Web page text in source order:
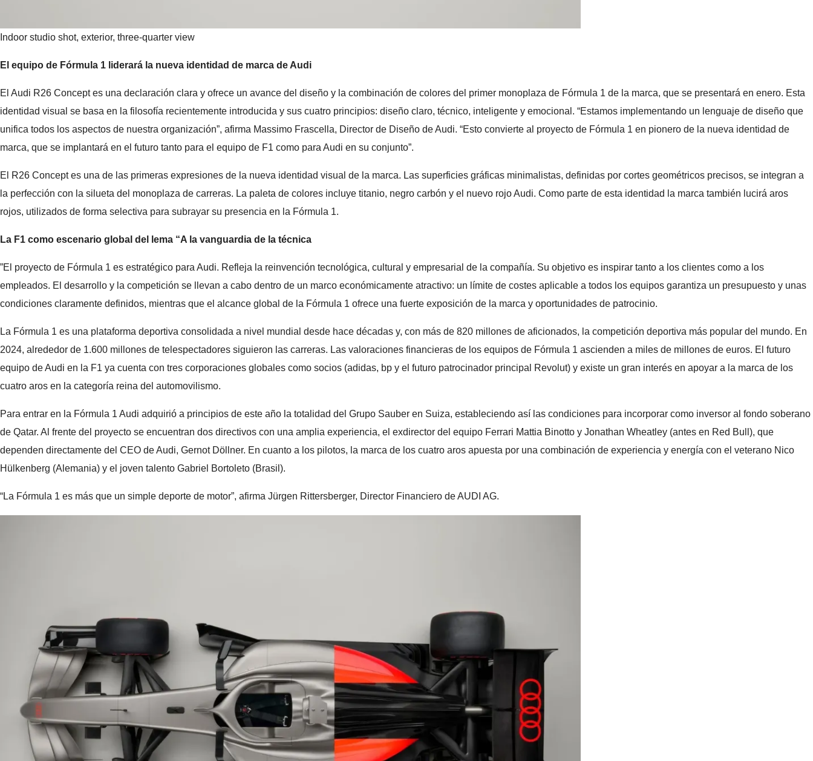
Indoor studio shot, exterior, three-quarter view
El equipo de Fórmula 1 liderará la nueva identidad de marca de Audi
El Audi R26 Concept es una declaración clara y ofrece un avance del diseño y la combinación de colores del primer monoplaza de Fórmula 1 de la marca, que se presentará en enero. Esta
identidad visual se basa en la filosofía recientemente introducida y sus cuatro principios: diseño claro, técnico, inteligente y emocional. “Estamos implementando un lenguaje de diseño que
unifica todos los aspectos de nuestra organización”, afirma Massimo Frascella, Director de Diseño de Audi. “Esto convierte al proyecto de Fórmula 1 en pionero de la nueva identidad de
marca, que se implantará en el futuro tanto para el equipo de F1 como para Audi en su conjunto”.
El R26 Concept es una de las primeras expresiones de la nueva identidad visual de la marca. Las superficies gráficas minimalistas, definidas por cortes geométricos precisos, se integran a
la perfección con la silueta del monoplaza de carreras. La paleta de colores incluye titanio, negro carbón y el nuevo rojo Audi. Como parte de esta identidad la marca también lucirá aros
rojos, utilizados de forma selectiva para subrayar su presencia en la Fórmula 1.
La F1 como escenario global del lema “A la vanguardia de la técnica
”El proyecto de Fórmula 1 es estratégico para Audi. Refleja la reinvención tecnológica, cultural y empresarial de la compañía. Su objetivo es inspirar tanto a los clientes como a los
empleados. El desarrollo y la competición se llevan a cabo dentro de un marco económicamente atractivo: un límite de costes aplicable a todos los equipos garantiza un presupuesto y unas
condiciones claramente definidos, mientras que el alcance global de la Fórmula 1 ofrece una fuerte exposición de la marca y oportunidades de patrocinio.
La Fórmula 1 es una plataforma deportiva consolidada a nivel mundial desde hace décadas y, con más de 820 millones de aficionados, la competición deportiva más popular del mundo. En
2024, alrededor de 1.600 millones de telespectadores siguieron las carreras. Las valoraciones financieras de los equipos de Fórmula 1 ascienden a miles de millones de euros. El futuro
equipo de Audi en la F1 ya cuenta con tres corporaciones globales como socios (adidas, bp y el futuro patrocinador principal Revolut) y existe un gran interés en apoyar a la marca de los
cuatro aros en la categoría reina del automovilismo.
Para entrar en la Fórmula 1 Audi adquirió a principios de este año la totalidad del Grupo Sauber en Suiza, estableciendo así las condiciones para incorporar como inversor al fondo soberano
de Qatar. Al frente del proyecto se encuentran dos directivos con una amplia experiencia, el exdirector del equipo Ferrari Mattia Binotto y Jonathan Wheatley (antes en Red Bull), que
dependen directamente del CEO de Audi, Gernot Döllner. En cuanto a los pilotos, la marca de los cuatro aros apuesta por una combinación de experiencia y energía con el veterano Nico
Hülkenberg (Alemania) y el joven talento Gabriel Bortoleto (Brasil).
“La Fórmula 1 es más que un simple deporte de motor”, afirma Jürgen Rittersberger, Director Financiero de AUDI AG.